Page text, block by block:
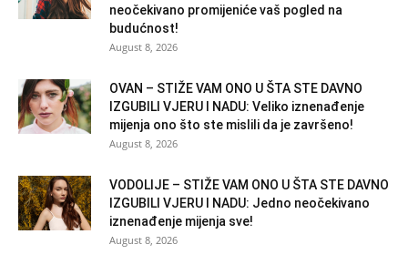
neočekivano promijeniće vaš pogled na
budućnost!
August 8, 2026
OVAN – STIŽE VAM ONO U ŠTA STE DAVNO
IZGUBILI VJERU I NADU: Veliko iznenađenje
mijenja ono što ste mislili da je završeno!
August 8, 2026
VODOLIJE – STIŽE VAM ONO U ŠTA STE DAVNO
IZGUBILI VJERU I NADU: Jedno neočekivano
iznenađenje mijenja sve!
August 8, 2026